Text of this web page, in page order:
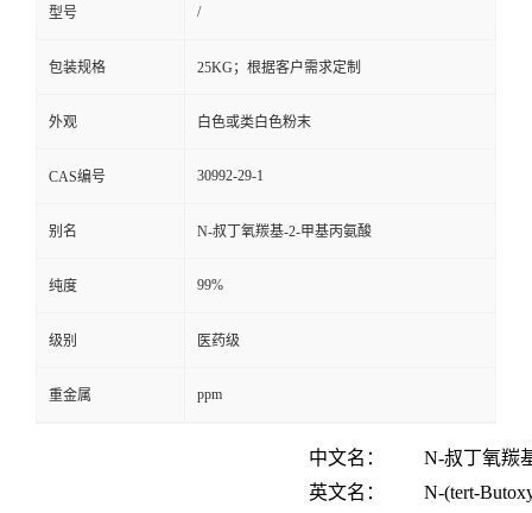
型号 /
包装规格 25KG；根据客户需求定制
外观 白色或类白色粉末
CAS编号 30992-29-1
别名 N-叔丁氧羰基-2-甲基丙氨酸
纯度 99%
级别 医药级
重金属 ppm
中文名： N-叔丁氧羰
英文名：
N-(tert-